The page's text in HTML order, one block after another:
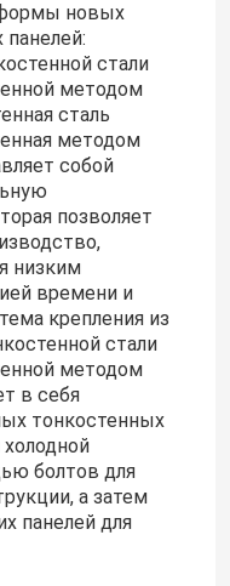
новых
стали
методом
сталь
методом
собой
позволяет
низким
времени и
крепления из
стали
методом
в себя
тонкостенных
болтов для
а затем
панелей для